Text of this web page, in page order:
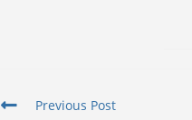
Read
Previous Post